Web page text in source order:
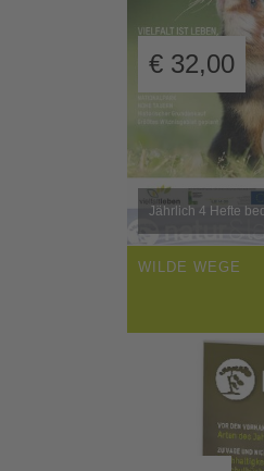
Jährlich 4 Hefte
€ 32,00
WILDE WEGE